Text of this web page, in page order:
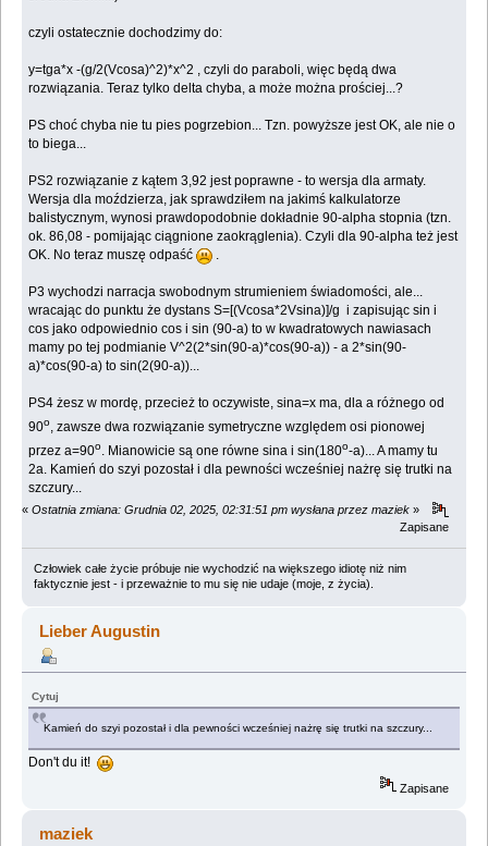
czyli ostatecznie dochodzimy do:
y=tga*x -(g/2(Vcosa)^2)*x^2 , czyli do paraboli, więc będą dwa
rozwiązania. Teraz tylko delta chyba, a może można prościej...?
PS choć chyba nie tu pies pogrzebion... Tzn. powyższe jest OK, ale nie o
to biega...
PS2 rozwiązanie z kątem 3,92 jest poprawne - to wersja dla armaty.
Wersja dla moździerza, jak sprawdziłem na jakimś kalkulatorze
balistycznym, wynosi prawdopodobnie dokładnie 90-alpha stopnia (tzn.
ok. 86,08 - pomijając ciągnione zaokrąglenia). Czyli dla 90-alpha też jest
OK. No teraz muszę odpaść
.
P3 wychodzi narracja swobodnym strumieniem świadomości, ale...
wracając do punktu że dystans S=[(Vcosa*2Vsina)]/g i zapisując sin i
cos jako odpowiednio cos i sin (90-a) to w kwadratowych nawiasach
mamy po tej podmianie V^2(2*sin(90-a)*cos(90-a)) - a 2*sin(90-
a)*cos(90-a) to sin(2(90-a))...
PS4 żesz w mordę, przecież to oczywiste, sina=x ma, dla a różnego od
90o, zawsze dwa rozwiązanie symetryczne względem osi pionowej
przez a=90o. Mianowicie są one równe sina i sin(180o-a)... A mamy tu
2a. Kamień do szyi pozostał i dla pewności wcześniej nażrę się trutki na
szczury...
« Ostatnia zmiana: Grudnia 02, 2025, 02:31:51 pm wysłana przez maziek »
Zapisane
Człowiek całe życie próbuje nie wychodzić na większego idiotę niż nim
faktycznie jest - i przeważnie to mu się nie udaje (moje, z życia).
Lieber Augustin
Cytuj
Kamień do szyi pozostał i dla pewności wcześniej nażrę się trutki na szczury...
Don't du it!
Zapisane
maziek